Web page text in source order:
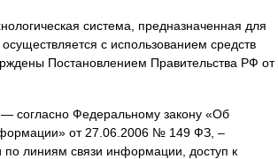
система, предназначенная для
с использованием средств
Постановлением Правительства РФ от
— согласно Федеральному закону «Об
от 27.06.2006 № 149 ФЗ, –
по линиям связи информации, доступ к